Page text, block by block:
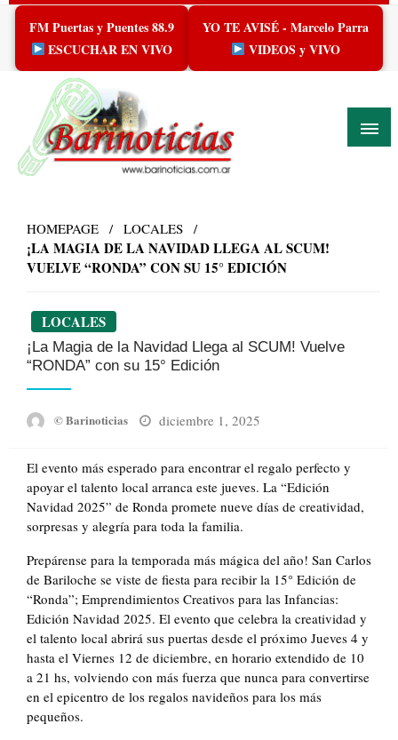
Skip
content
FM Puertas y Puentes 88.9
ESCUCHAR EN VIVO
YO TE AVISÉ - Marcelo Parra
VIDEOS y VIVO
HOMEPAGE LOCALES
¡LA MAGIA DE LA NAVIDAD LLEGA AL SCUM!
VUELVE “RONDA” CON SU 15° EDICIÓN
LOCALES
¡La Magia de la Navidad Llega al SCUM! Vuelve
“RONDA” con su 15° Edición
© Barinoticias
Posted
diciembre 1, 2025
El evento más esperado para encontrar el regalo perfecto y
apoyar el talento local arranca este jueves. La “Edición
Navidad 2025” de Ronda promete nueve días de creatividad,
sorpresas y alegría para toda la familia.
Prepárense para la temporada más mágica del año! San Carlos
de Bariloche se viste de fiesta para recibir la 15° Edición de
“Ronda”; Emprendimientos Creativos para las Infancias:
Edición Navidad 2025. El evento que celebra la creatividad y
el talento local abrirá sus puertas desde el próximo Jueves 4 y
hasta el Viernes 12 de diciembre, en horario extendido de 10
a 21 hs, volviendo con más fuerza que nunca para convertirse
en el epicentro de los regalos navideños para los más
pequeños.